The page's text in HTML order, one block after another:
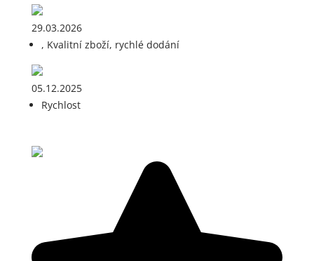
29.03.2026
, Kvalitní zboží, rychlé dodání
05.12.2025
Rychlost